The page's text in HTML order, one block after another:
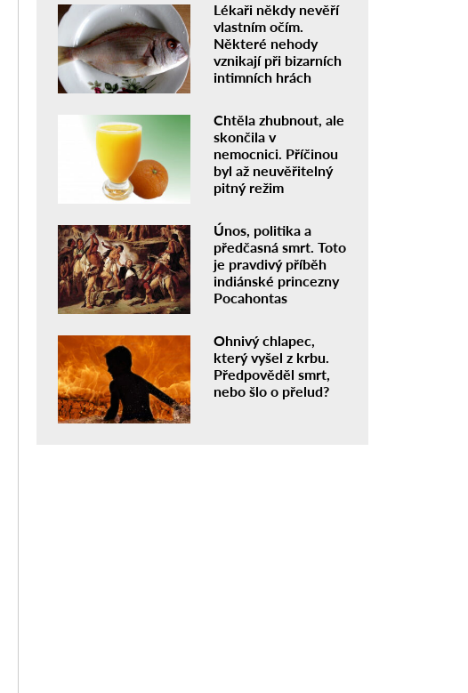
Lékaři někdy nevěří
vlastním očím.
Některé nehody
vznikají při bizarních
intimních hrách
Chtěla zhubnout, ale
skončila v
nemocnici. Příčinou
byl až neuvěřitelný
pitný režim
Únos, politika a
předčasná smrt. Toto
je pravdivý příběh
indiánské princezny
Pocahontas
Ohnivý chlapec,
který vyšel z krbu.
Předpověděl smrt,
nebo šlo o přelud?